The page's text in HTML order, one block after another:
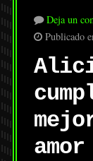
Deja un
Publicado